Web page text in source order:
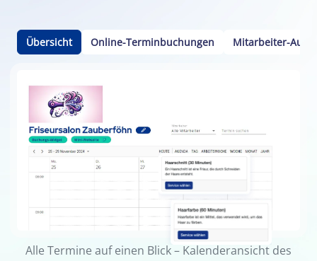
Übersicht Online-Terminbuchungen Mitarbeiter-
Alle Termine auf einen Blick – Kalenderansicht des